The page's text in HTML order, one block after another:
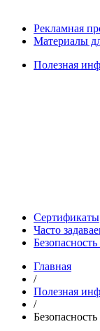
Рекламная
Материалы
Полезная
Сертификаты
Часто
Безопасность
Главная
/
Полезная
/
Безопасность